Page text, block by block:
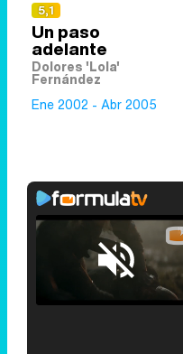
5,1
Un paso
adelante
Dolores 'Lola'
Fernández
Ene 2002 - Abr 2005
Unmute
Loaded:
25.30%